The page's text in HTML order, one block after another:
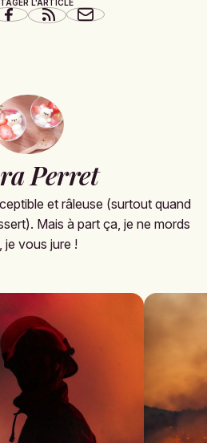
L'ARTICLE
Perret
et râleuse (surtout quand
Mais à part ça, je ne mords
je vous jure !